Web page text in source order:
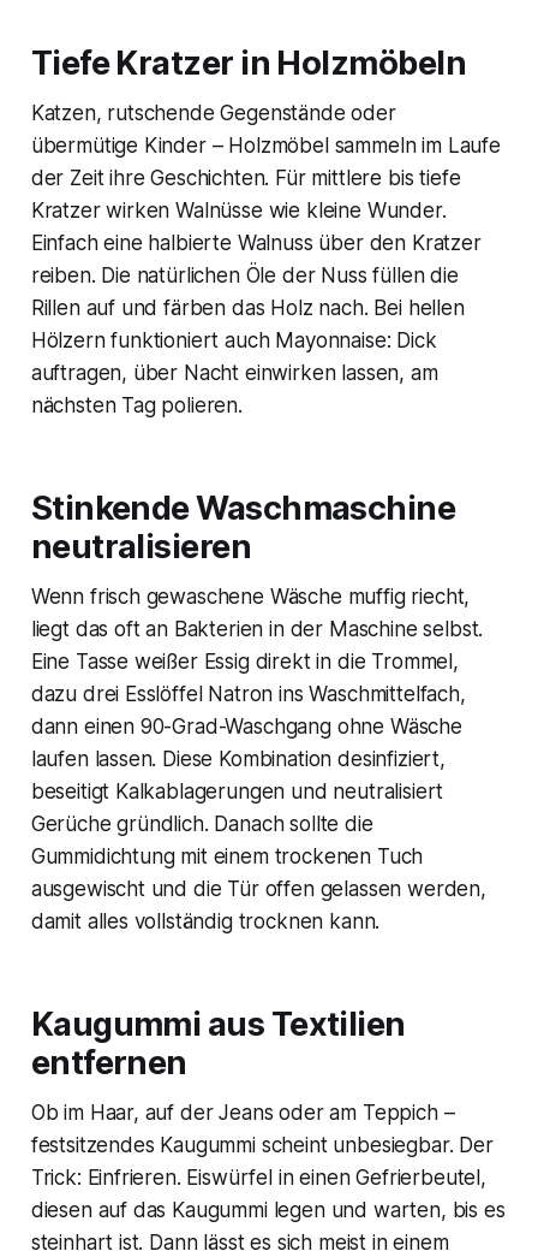
Tiefe Kratzer in Holzmöbeln
Katzen, rutschende Gegenstände oder
übermütige Kinder – Holzmöbel sammeln im Laufe
der Zeit ihre Geschichten. Für mittlere bis tiefe
Kratzer wirken Walnüsse wie kleine Wunder.
Einfach eine halbierte Walnuss über den Kratzer
reiben. Die natürlichen Öle der Nuss füllen die
Rillen auf und färben das Holz nach. Bei hellen
Hölzern funktioniert auch Mayonnaise: Dick
auftragen, über Nacht einwirken lassen, am
nächsten Tag polieren.
Stinkende Waschmaschine
neutralisieren
Wenn frisch gewaschene Wäsche muffig riecht,
liegt das oft an Bakterien in der Maschine selbst.
Eine Tasse weißer Essig direkt in die Trommel,
dazu drei Esslöffel Natron ins Waschmittelfach,
dann einen 90-Grad-Waschgang ohne Wäsche
laufen lassen. Diese Kombination desinfiziert,
beseitigt Kalkablagerungen und neutralisiert
Gerüche gründlich. Danach sollte die
Gummidichtung mit einem trockenen Tuch
ausgewischt und die Tür offen gelassen werden,
damit alles vollständig trocknen kann.
Kaugummi aus Textilien
entfernen
Ob im Haar, auf der Jeans oder am Teppich –
festsitzendes Kaugummi scheint unbesiegbar. Der
Trick: Einfrieren. Eiswürfel in einen Gefrierbeutel,
diesen auf das Kaugummi legen und warten, bis es
steinhart ist. Dann lässt es sich meist in einem